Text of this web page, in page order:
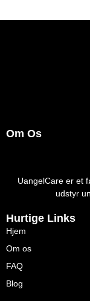
Om Os
UangelCare er et
udstyr
Hurtige Links
Hjem
Om os
FAQ
Blog